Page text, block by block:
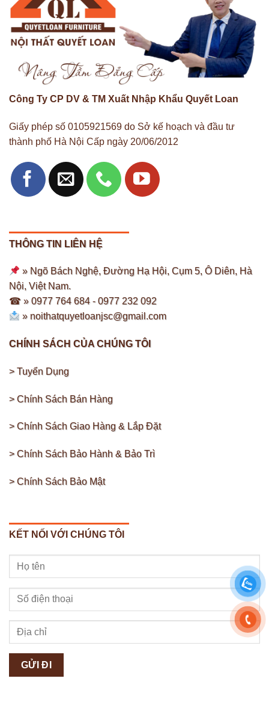
Công Ty CP DV & TM Xuất Nhập Khẩu Quyết Loan
Giấy phép số 0105921569 do Sở kế hoạch và đầu tư
thành phố Hà Nội Cấp ngày 20/06/2012
THÔNG TIN LIÊN HỆ
» Ngõ Bách Nghệ, Đường Hạ Hội, Cụm 5, Ô Diên, Hà
Nội, Việt Nam.
☎ » 0977 764 684 -0977 232 092
» noithatquyetloanjsc@gmail.com
CHÍNH SÁCH CỦA CHÚNG TÔI
> Tuyển Dụng
> Chính Sách Bán Hàng
> Chính Sách Giao Hàng & Lắp Đặt
> Chính Sách Bảo Hành & Bảo Trì
> Chính Sách Bảo Mật
KẾT NỐI VỚI CHÚNG TÔI